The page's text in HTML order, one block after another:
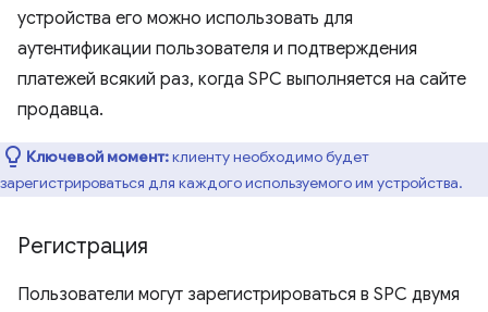
устройства его можно использовать для
аутентификации пользователя и подтверждения
платежей всякий раз, когда SPC выполняется на сайте
продавца.
Ключевой момент:клиенту необходимо будет
зарегистрироваться для каждого используемого им устройства.
Регистрация
Пользователи могут зарегистрироваться в SPC двумя